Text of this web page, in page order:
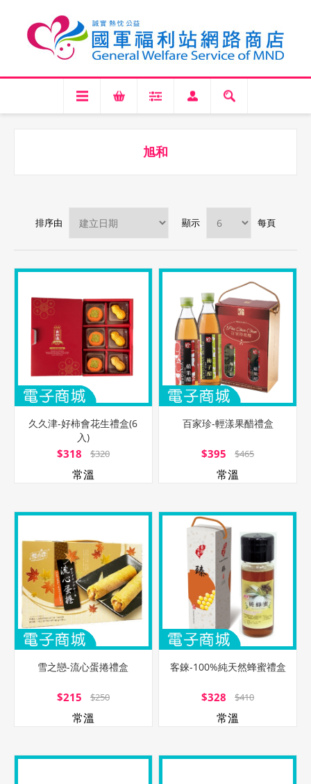
旭和
排序由 顯示 每頁
久久津-好柿會花生禮盒(6
入)
$318 $320
常溫
百家珍-輕漾果醋禮盒
$395 $465
常溫
雪之戀-流心蛋捲禮盒
$215 $250
常溫
客錸-100%純天然蜂蜜禮盒
$328 $410
常溫